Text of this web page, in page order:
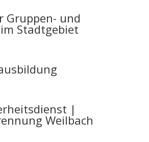
Gruppen- und
Stadtgebiet
|
Weilbach